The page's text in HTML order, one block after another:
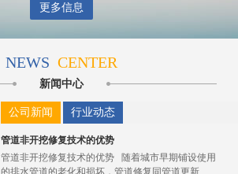
更多信息
NEWS CENTER
新闻中心
公司新闻 行业动态
管道非开挖修复技术的优势
管道非开挖修复技术的优势 随着城市早期铺设使用
的排水管道的老化和损坏，管道修复同管道更新...